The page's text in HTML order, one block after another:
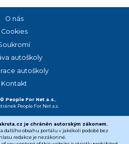
People For Net a.s.,
People For Net a.s.
O nás
Cookies
autoškoly
autoškoly
Kontakt
je chráněn autorským zákonem.
dalšího obsahu portálu v jakékoli podobě bez
redakce je nezákonné.